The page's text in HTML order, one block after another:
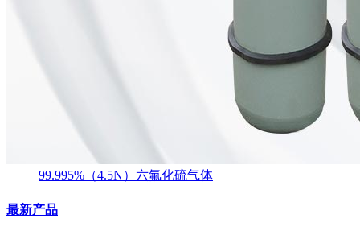
99.995%（4.5N）六氟化硫气体
最新产品